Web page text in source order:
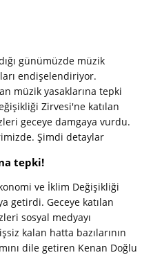
günümüzde müzik
endişelendiriyor.
müzik yasaklarına tepki
Zirvesi'ne katılan
geceye damgaya vurdu.
Şimdi detaylar
tepki!
ve İklim Değişikliği
getirdi. Geceye katılan
sosyal medyayı
kalan hatta bazılarının
dile getiren Kenan Doğlu